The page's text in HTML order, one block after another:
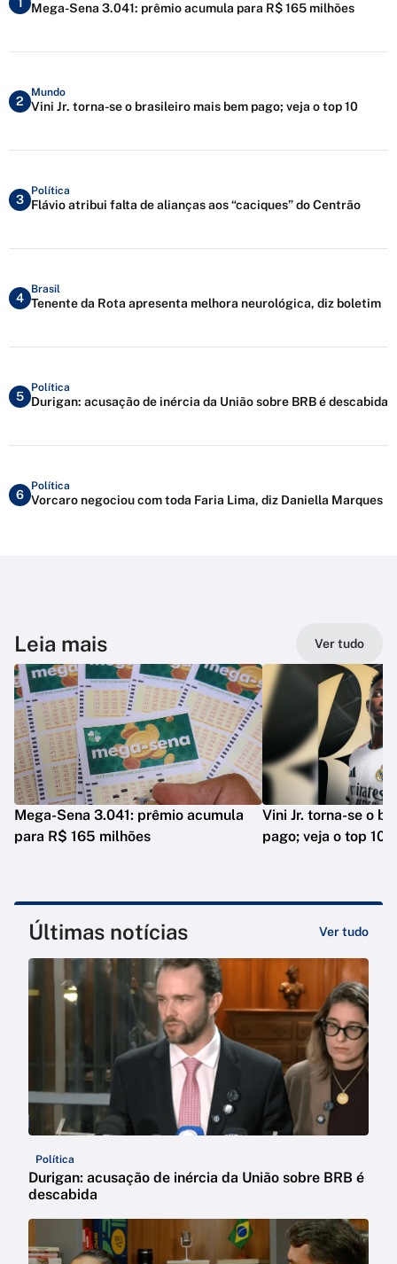
1 Mega-Sena 3.041: prêmio acumula para R$ 165 milhões
2
Mundo
Vini Jr. torna-se o brasileiro mais bem pago; veja o top 10
3
Política
Flávio atribui falta de alianças aos “caciques” do Centrão
4
Brasil
Tenente da Rota apresenta melhora neurológica, diz boletim
5
Política
Durigan: acusação de inércia da União sobre BRB é descabida
6
Política
Vorcaro negociou com toda Faria Lima, diz Daniella Marques
Leia mais Ver tudo
Mega-Sena 3.041: prêmio acumula
para R$ 165 milhões
Vini Jr. torna-se o
pago; veja o top 10
Últimas notícias Ver tudo
Política
Durigan: acusação de inércia da União sobre BRB é
descabida